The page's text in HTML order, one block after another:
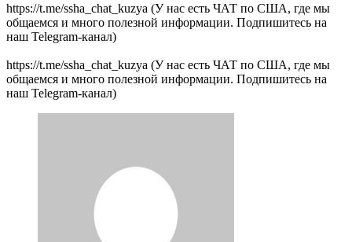
https://t.me/ssha_chat_kuzya (У нас есть ЧАТ по США, где мы
общаемся и много полезной информации. Подпишитесь на
наш Telegram-канал)
https://t.me/ssha_chat_kuzya (У нас есть ЧАТ по США, где мы
общаемся и много полезной информации. Подпишитесь на
наш Telegram-канал)